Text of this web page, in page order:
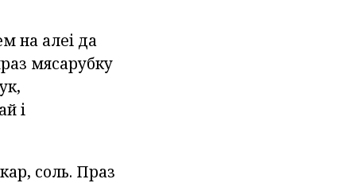
на алеі да
мясарубку
і
соль. Праз